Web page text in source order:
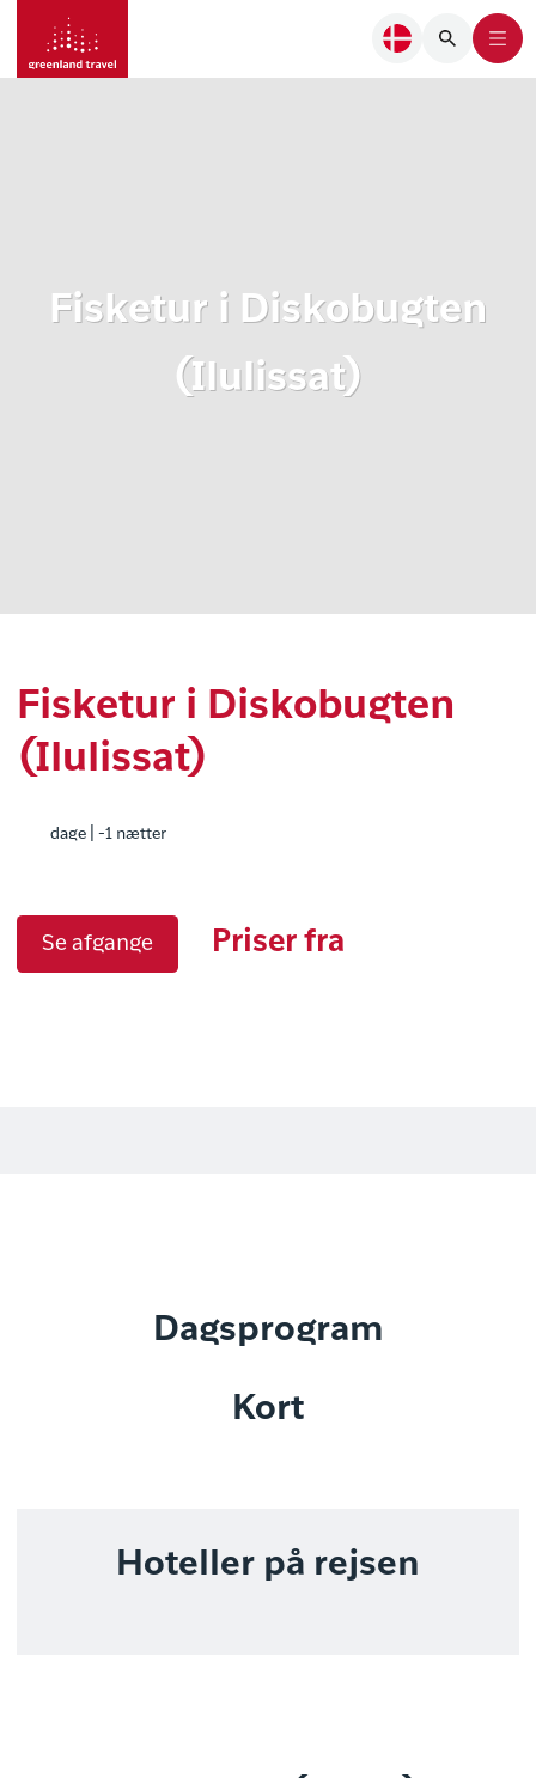
Fisketur i Diskobugten
(Ilulissat)
Fisketur i Diskobugten
(Ilulissat)
dage | -1 nætter
Se afgange Priser fra
Dagsprogram
Kort
Hoteller på rejsen